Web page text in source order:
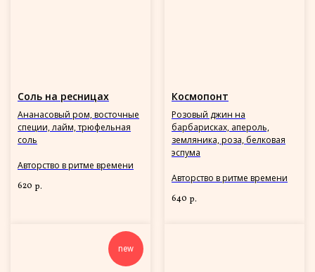
Соль на ресницах
Ананасовый ром, восточные
специи, лайм, трюфельная
соль
Авторство в ритме времени
620 р.
Космопонт
Розовый джин на
барбарисках, апероль,
земляника, роза, белковая
эспума
Авторство в ритме времени
640 р.
new